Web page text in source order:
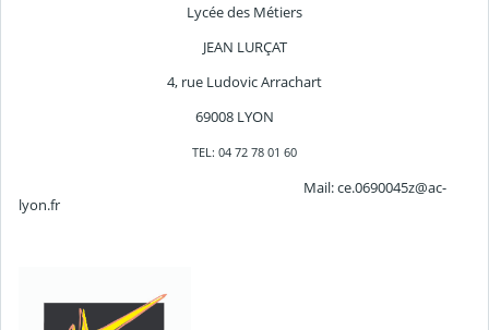
Lycée des Métiers
JEAN LURÇAT
4, rue Ludovic Arrachart
69008 LYON
TEL: 04 72 78 01 60
Mail: ce.0690045z@ac-
lyon.fr